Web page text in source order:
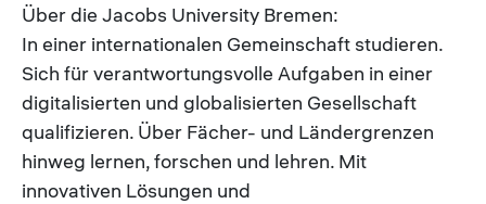
Über die Jacobs University Bremen:
In einer internationalen Gemeinschaft studieren.
Sich für verantwortungsvolle Aufgaben in einer
digitalisierten und globalisierten Gesellschaft
qualifizieren. Über Fächer- und Ländergrenzen
hinweg lernen, forschen und lehren. Mit
innovativen Lösungen und